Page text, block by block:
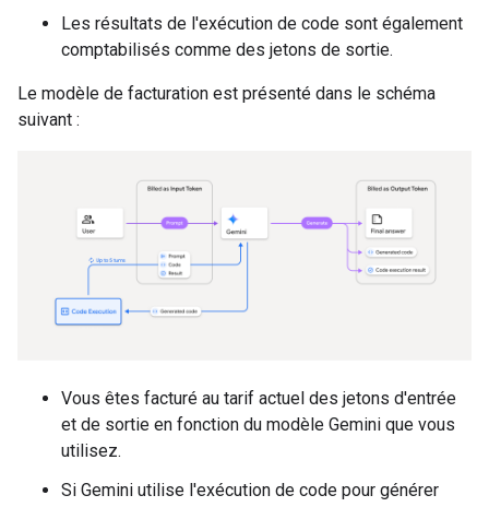
Les résultats de l'exécution de code sont également
comptabilisés comme des jetons de sortie.
Le modèle de facturation est présenté dans le schéma
suivant :
Vous êtes facturé au tarif actuel des jetons d'entrée
et de sortie en fonction du modèle Gemini que vous
utilisez.
Si Gemini utilise l'exécution de code pour générer